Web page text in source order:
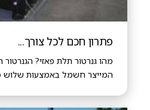
פתרון חכם לכל צורך...
מהו גנרטור תלת פאזי? הגנרטור
המייצר חשמל באמצעות שלוש